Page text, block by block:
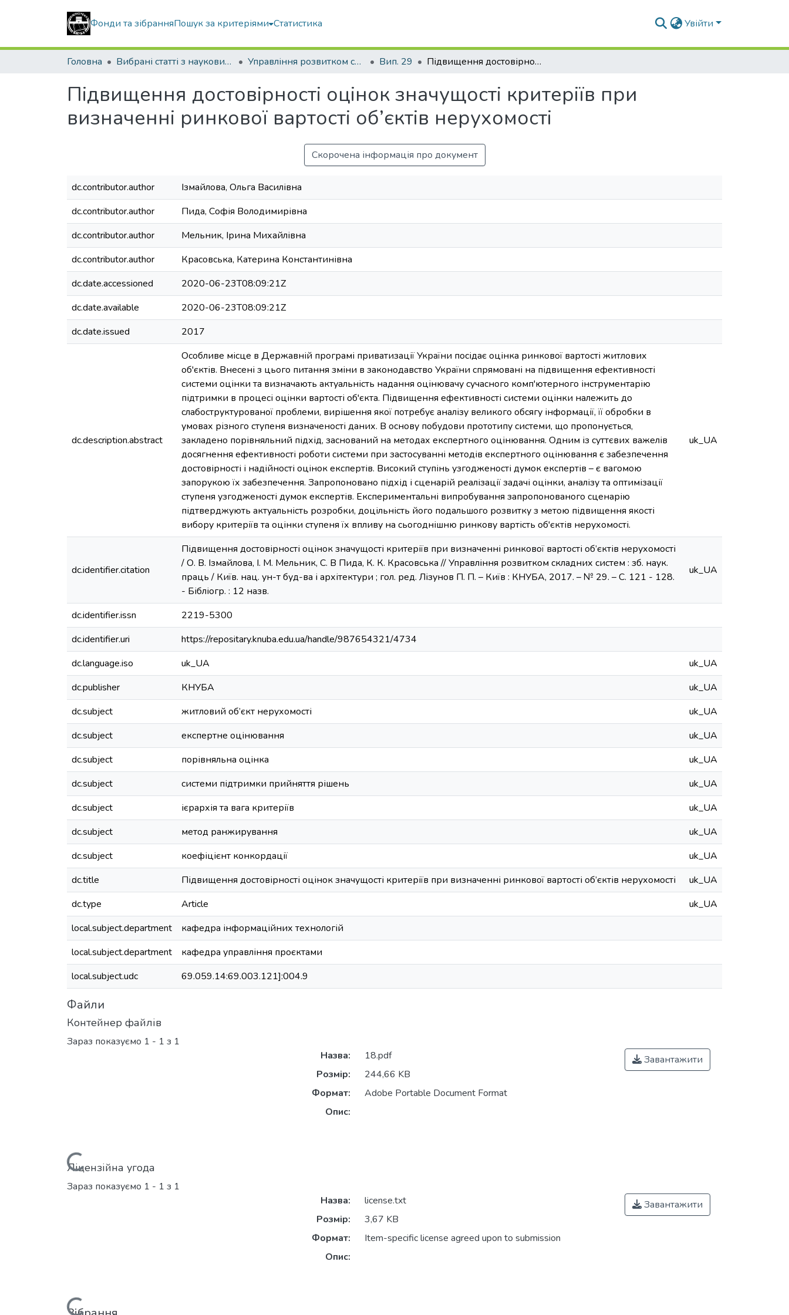
Фонди та зібранняПошук за критеріями Статистика Увійти
Головна Вибрані статті з наукових збірників КНУБА Управління розвитком складних систем Вип. 29 Підвищення достовірності оцінок значущості критеріїв при визначенні ринкової вартості об’єктів нерухомості
Підвищення достовірності оцінок значущості критеріїв при
визначенні ринкової вартості об’єктів нерухомості
Скорочена інформація про документ
dc.contributor.author
Ізмайлова, Ольга Василівна
dc.contributor.author
Пида, Софія Володимирівна
dc.contributor.author
Мельник, Ірина Михайлівна
dc.contributor.author
Красовська, Катерина Константинівна
dc.date.accessioned
2020-06-23T08:09:21Z
dc.date.available
2020-06-23T08:09:21Z
dc.date.issued
2017
dc.description.abstract
Особливе місце в Державній програмі приватизації України посідає оцінка ринкової вартості житлових
об'єктів. Внесені з цього питання зміни в законодавство України спрямовані на підвищення ефективності
системи оцінки та визначають актуальність надання оцінювачу сучасного комп'ютерного інструментарію
підтримки в процесі оцінки вартості об'єкта. Підвищення ефективності системи оцінки належить до
слабоструктурованої проблеми, вирішення якої потребує аналізу великого обсягу інформації, її обробки в
умовах різного ступеня визначеності даних. В основу побудови прототипу системи, що пропонується,
закладено порівняльний підхід, заснований на методах експертного оцінювання. Одним із суттєвих важелів
досягнення ефективності роботи системи при застосуванні методів експертного оцінювання є забезпечення
достовірності і надійності оцінок експертів. Високий ступінь узгодженості думок експертів – є вагомою
запорукою їх забезпечення. Запропоновано підхід і сценарій реалізації задачі оцінки, аналізу та оптимізації
ступеня узгодженості думок експертів. Експериментальні випробування запропонованого сценарію
підтверджують актуальність розробки, доцільність його подальшого розвитку з метою підвищення якості
вибору критеріїв та оцінки ступеня їх впливу на сьогоднішню ринкову вартість об'єктів нерухомості.
uk_UA
dc.identifier.citation
Підвищення достовірності оцінок значущості критеріїв при визначенні ринкової вартості об’єктів нерухомості
/ О. В. Ізмайлова, І. М. Мельник, С. В Пида, К. К. Красовська // Управління розвитком складних систем : зб. наук.
праць / Київ. нац. ун-т буд-ва і архітектури ; гол. ред. Лізунов П. П. – Київ : КНУБА, 2017. – № 29. – С. 121 - 128.
- Бібліогр. : 12 назв.
uk_UA
dc.identifier.issn
2219-5300
dc.identifier.uri
https://repositary.knuba.edu.ua/handle/987654321/4734
dc.language.iso
uk_UA
uk_UA
dc.publisher
КНУБА
uk_UA
dc.subject
житловий об’єкт нерухомості
uk_UA
dc.subject
експертне оцінювання
uk_UA
dc.subject
порівняльна оцінка
uk_UA
dc.subject
системи підтримки прийняття рішень
uk_UA
dc.subject
ієрархія та вага критеріїв
uk_UA
dc.subject
метод ранжирування
uk_UA
dc.subject
коефіцієнт конкордації
uk_UA
dc.title
Підвищення достовірності оцінок значущості критеріїв при визначенні ринкової вартості об’єктів нерухомості
uk_UA
dc.type
Article
uk_UA
local.subject.department
кафедра інформаційних технологій
local.subject.department
кафедра управління проєктами
local.subject.udc
69.059.14:69.003.121]:004.9
Файли
Контейнер файлів
Зараз показуємо 1 - 1 з 1
Вантажиться...
Назва:
18.pdf
Розмір:
244,66 KB
Формат:
Adobe Portable Document Format
Опис:
Завантажити
Ліцензійна угода
Зараз показуємо 1 - 1 з 1
Вантажиться...
Назва:
license.txt
Розмір:
3,67 KB
Формат:
Item-specific license agreed upon to submission
Опис:
Завантажити